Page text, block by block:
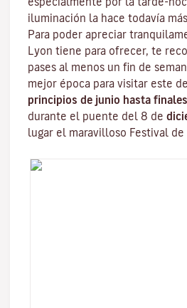
iluminación la hace todavía
Para poder apreciar
Lyon tiene para ofrecer, te
pases al menos un fin de
mejor época para visitar este
principios de junio hasta
durante el puente del 8 de
lugar el maravilloso Festival de